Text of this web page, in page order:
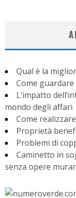
Qual è la
Come
L’impatto
mondo degli affari
Come
Proprietà
Problemi di
Caminetto in
senza opere